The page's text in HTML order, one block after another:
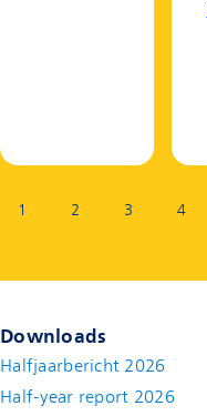
1 2 3 4
Downloads
Halfjaarbericht 2026
Half-year report 2026